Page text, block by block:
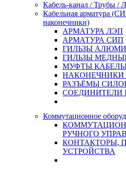
Кабель-канал / Трубы /
Кабельная арматура
наконечники)
АРМАТУРА ЛЭП
АРМАТУРА СИП
ГИЛЬЗЫ
ГИЛЬЗЫ
МУФТЫ
НАКОНЕЧНИКИ
РАЗЪЁМЫ
СОЕДИНИТЕЛИ
Коммутационное
РУЧНОГО
КОНТАКТОРЫ,
УСТРОЙСТВА